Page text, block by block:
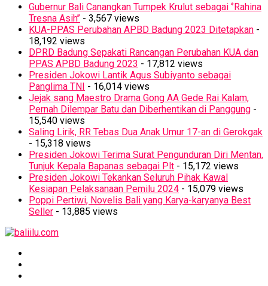
Gubernur Bali Canangkan Tumpek Krulut sebagai ‘’Rahina
Tresna Asih’’ - 3,567 views
KUA-PPAS Perubahan APBD Badung 2023 Ditetapkan -
18,192 views
DPRD Badung Sepakati Rancangan Perubahan KUA dan
PPAS APBD Badung 2023 - 17,812 views
Presiden Jokowi Lantik Agus Subiyanto sebagai
Panglima TNI - 16,014 views
Jejak sang Maestro Drama Gong AA Gede Rai Kalam,
Pernah Dilempar Batu dan Diberhentikan di Panggung -
15,540 views
Saling Lirik, RR Tebas Dua Anak Umur 17-an di Gerokgak
- 15,318 views
Presiden Jokowi Terima Surat Pengunduran Diri Mentan,
Tunjuk Kepala Bapanas sebagai Plt - 15,172 views
Presiden Jokowi Tekankan Seluruh Pihak Kawal
Kesiapan Pelaksanaan Pemilu 2024 - 15,079 views
Poppi Pertiwi, Novelis Bali yang Karya-karyanya Best
Seller - 13,885 views